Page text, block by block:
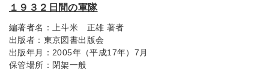
１９３２日間の軍隊
編著者名： 上斗米 正雄 著者
出版者： 東京図書出版会
出版年月： 2005年（平成17年）7月
保管場所： 閉架一般